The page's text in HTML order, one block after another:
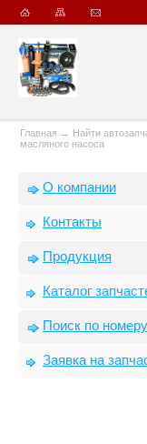
Главная → Найти
масляного насоса
О компании
Контакты
Продукция
Каталог
Поиск по номеру
Заявка на